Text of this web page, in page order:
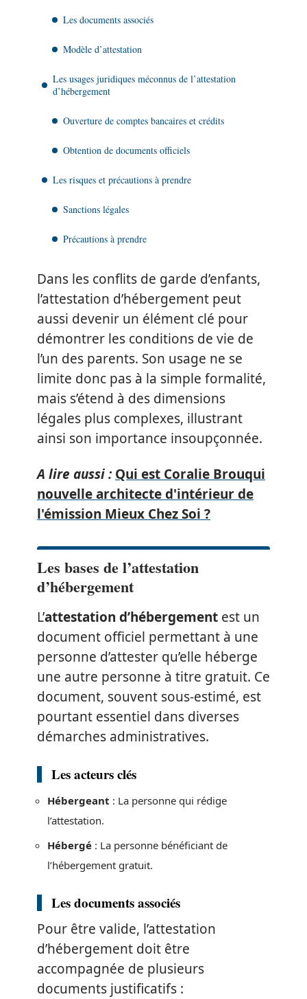
Les documents associés
Modèle d’attestation
Les usages juridiques méconnus de l’attestation
d’hébergement
Ouverture de comptes bancaires et crédits
Obtention de documents officiels
Les risques et précautions à prendre
Sanctions légales
Précautions à prendre
Dans les conflits de garde d’enfants,
l’attestation d’hébergement peut
aussi devenir un élément clé pour
démontrer les conditions de vie de
l’un des parents. Son usage ne se
limite donc pas à la simple formalité,
mais s’étend à des dimensions
légales plus complexes, illustrant
ainsi son importance insoupçonnée.
A lire aussi : Qui est Coralie Brouqui
nouvelle architecte d'intérieur de
l'émission Mieux Chez Soi ?
Les bases de l’attestation
d’hébergement
L’attestation d’hébergement est un
document officiel permettant à une
personne d’attester qu’elle héberge
une autre personne à titre gratuit. Ce
document, souvent sous-estimé, est
pourtant essentiel dans diverses
démarches administratives.
Les acteurs clés
Hébergeant : La personne qui rédige
l’attestation.
Hébergé : La personne bénéficiant de
l’hébergement gratuit.
Les documents associés
Pour être valide, l’attestation
d’hébergement doit être
accompagnée de plusieurs
documents justificatifs :